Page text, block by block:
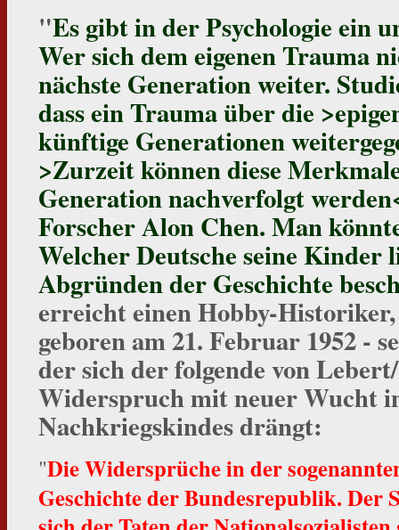
"Es gibt in der Psychologie ein
Wer sich dem eigenen Trauma
nächste Generation weiter.
dass ein Trauma über die
künftige Generationen
>Zurzeit können diese
Generation nachverfolgt
Forscher Alon Chen. Man
Welcher Deutsche seine Kinder
Abgründen der Geschichte
erreicht einen Hobby-
geboren am 21. Februar 1952 -
der sich der folgende von
Widerspruch mit neuer Wucht
Nachkriegskindes drängt:
"Die Widersprüche in der
Geschichte der Bundesrepublik. Der